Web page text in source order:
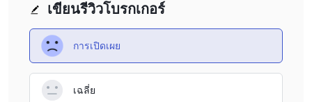
เขียนรีวิวโบรกเกอร์
การเปิดเผย
เฉลี่ย